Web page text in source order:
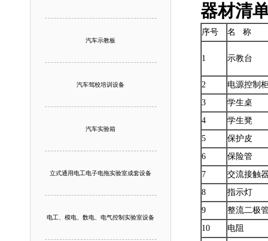
汽车示教板
汽车驾校培训设备
汽车实验箱
立式通用电工电子电拖实验室成套设备
电工、模电、数电、电气控制实验室设备
器材清
序号 名 称
1 示教台
2
电源控制
3
学生桌
4
学生凳
5
保护皮
6
保险管
7
交流接触
8
指示灯
9
整流二极
10
电阻